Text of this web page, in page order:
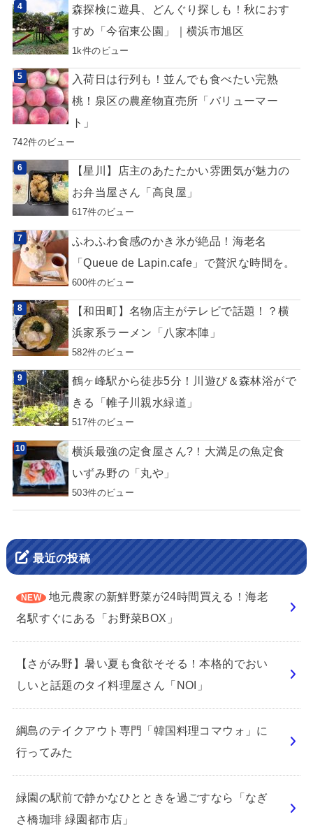
森探検に遊具、どんぐり探しも！秋におす
すめ「今宿東公園」｜横浜市旭区
1k件のビュー
入荷日は行列も！並んでも食べたい完熟
桃！泉区の農産物直売所「バリューマー
ト」
742件のビュー
【星川】店主のあたたかい雰囲気が魅力の
お弁当屋さん「高良屋」
617件のビュー
ふわふわ食感のかき氷が絶品！海老名
「Queue de Lapin.cafe」で贅沢な時間を。
600件のビュー
【和田町】名物店主がテレビで話題！？横
浜家系ラーメン「八家本陣」
582件のビュー
鶴ヶ峰駅から徒歩5分！川遊び＆森林浴がで
きる「帷子川親水緑道」
517件のビュー
横浜最強の定食屋さん?！大満足の魚定食
いずみ野の「丸や」
503件のビュー
最近の投稿
地元農家の新鮮野菜が24時間買える！海老
名駅すぐにある「お野菜BOX」
【さがみ野】暑い夏も食欲そそる！本格的でおい
しいと話題のタイ料理屋さん「NOI」
綱島のテイクアウト専門「韓国料理コマウォ」に
行ってみた
緑園の駅前で静かなひとときを過ごすなら「なぎ
さ橋珈琲 緑園都市店」